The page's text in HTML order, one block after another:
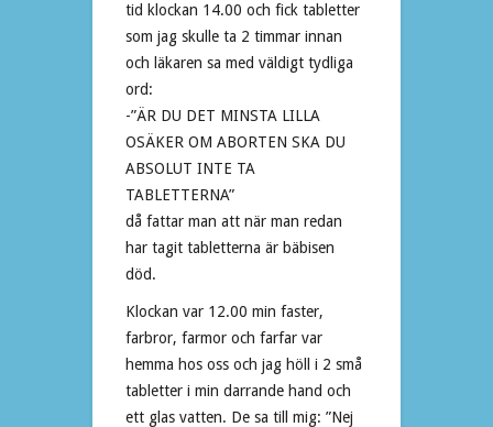
tid klockan 14.00 och fick tabletter
som jag skulle ta 2 timmar innan
och läkaren sa med väldigt tydliga
ord:
-”ÄR DU DET MINSTA LILLA
OSÄKER OM ABORTEN SKA DU
ABSOLUT INTE TA
TABLETTERNA”
då fattar man att när man redan
har tagit tabletterna är bäbisen
död.
Klockan var 12.00 min faster,
farbror, farmor och farfar var
hemma hos oss och jag höll i 2 små
tabletter i min darrande hand och
ett glas vatten. De sa till mig: ”Nej